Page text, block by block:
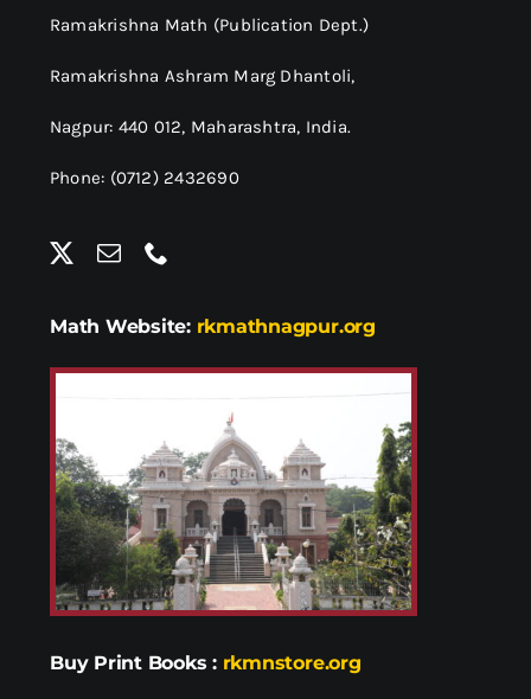
स्वामी विवेकानन्द
शास्त्र ग्रन्थ
अन्य प्रवर्ग
Ramakrishna Math (Publication Dept.)
Ramakrishna Ashram Marg Dhantoli,
Nagpur: 440 012, Maharashtra, India.
Phone: (0712) 2432690
Math Website: rkmathnagpur.org
Buy Print Books : rkmnstore.org